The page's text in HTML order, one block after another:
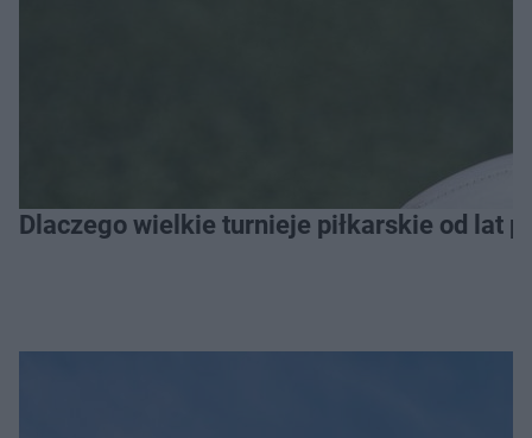
Dlaczego wielkie turnieje piłkarskie od lat